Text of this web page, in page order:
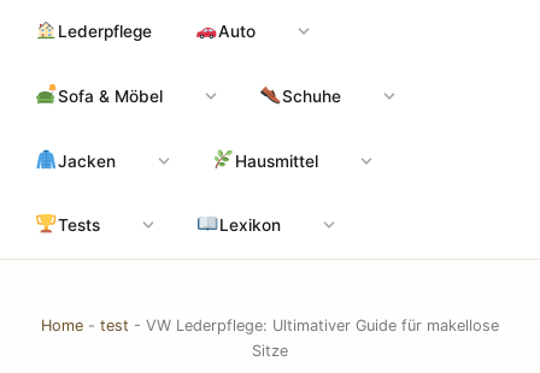
Inhalt
Lederpflege Auto
Sofa & Möbel Schuhe
Jacken Hausmittel
Tests Lexikon
Home - test - VW Lederpflege: Ultimativer Guide für makellose
Sitze